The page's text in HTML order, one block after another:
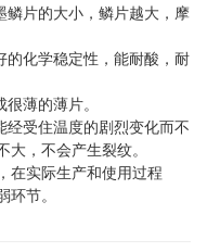
鳞片的大小，鳞片越大，摩
的化学稳定性，能耐酸，耐
薄的薄片。
经受住温度的剧烈变化而不
，不会产生裂纹。
在实际生产和使用过程
环节。